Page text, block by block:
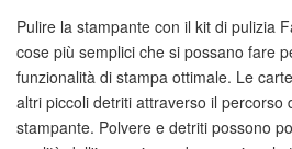
Pulire la stampante con il kit di pulizia
cose più semplici che si possano fare
funzionalità di stampa ottimale. Le
altri piccoli detriti attraverso il percorso
stampante. Polvere e detriti possono